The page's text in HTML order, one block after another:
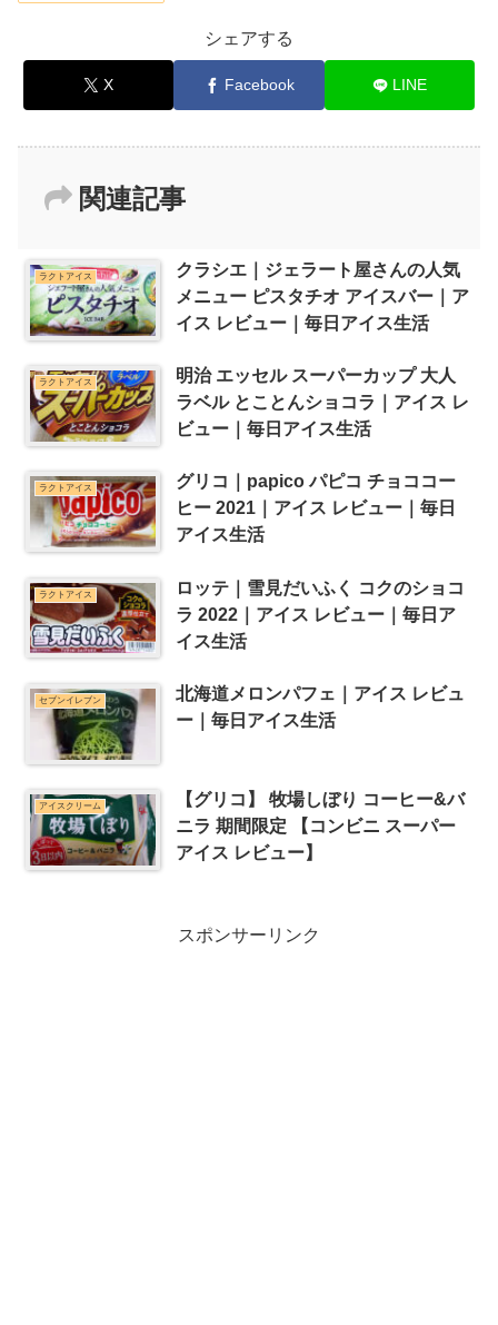
シェアする
X Facebook LINE
関連記事
ラクトアイス
クラシエ｜ジェラート屋さんの人気
メニュー ピスタチオ アイスバー｜ア
イス レビュー｜毎日アイス生活
ラクトアイス
明治 エッセル スーパーカップ 大人
ラベル とことんショコラ｜アイス レ
ビュー｜毎日アイス生活
ラクトアイス
グリコ｜papico パピコ チョココー
ヒー 2021｜アイス レビュー｜毎日
アイス生活
ラクトアイス
ロッテ｜雪見だいふく コクのショコ
ラ 2022｜アイス レビュー｜毎日ア
イス生活
セブンイレブン
北海道メロンパフェ｜アイス レビュ
ー｜毎日アイス生活
アイスクリーム
【グリコ】 牧場しぼり コーヒー&バ
ニラ 期間限定 【コンビニ スーパー
アイス レビュー】
スポンサーリンク